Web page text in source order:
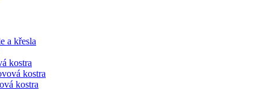
a křesla
kostra
kostra
kostra